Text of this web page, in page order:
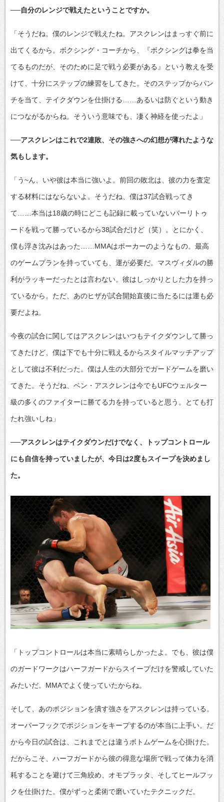
──自分のレンジで戦えたということですか。
「そうだね。僕のレンジで戦えたね。アスクレンはまっすぐ前に
出てくるから。ボクシング・コーチから、『ボクシングは拳を当
てるものだが、そのために足で戦う必要がある』という教えを受
けて、十分にステップの練習をしてきた。そのステップからパン
チを当て、テイクダウンを仕掛ける……あるいは防ぐという動き
につながるからね。そういう意味でも、凄く神経を使ったよ」
──アスクレンはこれで2連敗、その強さへの幻想が薄れたような
気もします。
「う~ん、いや彼は本当に強いよ。前回の敗北は、彼の力を査定
する材料にはならないよ。そうだね、僕は37試合戦ってき
て……本当は18歳の時にどこも記録に載っていないバーリトゥ
ードを戦って勝っているから38試合だけど（笑）。とにかく、
僕も浮き沈みはあった……MMAはポーカーのようなもの。最高
のゲームプランを持っていても、運が必要だ。マスヴィダルの勝
利がラッキーだったとは言わない。彼はしっかりとした力を持っ
ているから。ただ、あのヒザが試合開始直後に当たるには運も必
要だよね。
今夜の試合に関してはアスクレンはいつもテイクダウンして勝っ
てきたけど、僕は下でも十分に戦えるからスタイルマッチアップ
として彼は不利だった。僕は人生の大部分でガードゲームを磨い
てきた。そうだね、ベン・アスクレンは今でもUFCウェルター
級の多くのファイターに勝てる力を持っていると思う。とても打
たれ強いしね」
──アスクレンはテイクダウンだけでなく、トップコントロール
にも自信を持っていましたが、今日は2度もスイープを決めまし
た。
「トップコントロールは本当に素晴らしかったよ。でも、彼は僕
のガードワークはハーフガードからスイープだけを警戒していた
みたいだ。MMAでよく使っていたからね。
そして、あのポジションを潰す強さをアスクレンは持っている。
オーバーフックでポジションをキープするのが本当に上手い。だ
から今日の試合は、これまでとは違うボトムゲームを心掛けた。
だからこそ、ハーフガードから彼の得意な場所で戦って体力を消
耗することを避けて三角絞め、オモプラッタ、そしてヒールフッ
クを仕掛けた。僕がずっと柔術で磨いていたテクニックだ。